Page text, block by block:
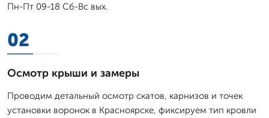
Пн-Пт 09-18 Сб-Вс вых.
02
Осмотр крыши и замеры
Проводим детальный осмотр скатов, карнизов и точек
установки воронок в Красноярске, фиксируем тип кровли